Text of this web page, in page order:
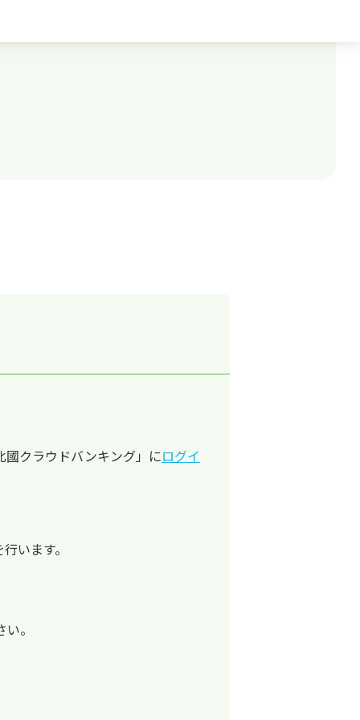
クラウドバンキング」にログイ
います。
。